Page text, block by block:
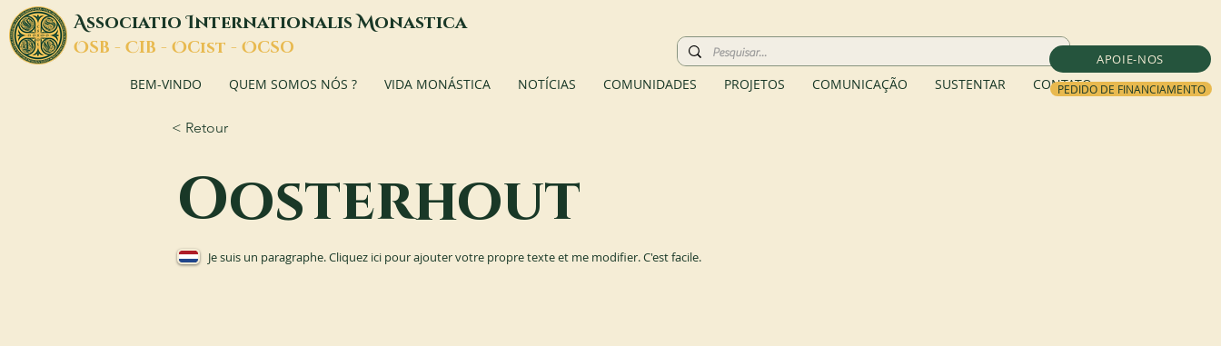
APOIE-NOS
PEDIDO DE FINANCIAMENTO
AssociatioInternationalisMonastica
OSB - CIB - OCist - OCSO
BEM-VINDO QUEM SOMOS NÓS ? VIDA MONÁSTICA NOTÍCIAS COMUNIDADES PROJETOS COMUNICAÇÃO SUSTENTAR CONTATO
< Retour
Oosterhout
Je suis un paragraphe. Cliquez ici pour ajouter votre propre texte et me modifier. C'est facile.